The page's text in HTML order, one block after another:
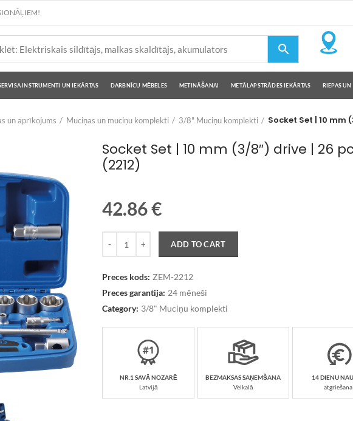
INSTRUMENTI UN IEKĀRTAS DARBNĪCU MĒBELES METINĀŠANAI METĀLAPSTRĀDES IEKĀRTAS RIEPAS
un aprīkojums Muciņas un muciņu komplekti 3/8" Muciņu komplekti Socket Set | 10 mm
Socket Set | 10 mm (3/8″) drive | 26
(2212)
42.86€
ADD TO CART
Preces kods: ZEM-2212
Preces garantija: 24 mēneši
Category: 3/8" Muciņu komplekti
NR.1 SAVĀ NOZARĒ
Latvijā
BEZMAKSAS SAŅEMŠANA
Veikalā
14 DIENU
atgriešana